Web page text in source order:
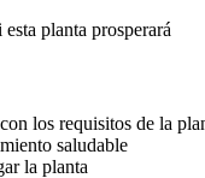
planta prosperará
los requisitos de la
saludable
la planta